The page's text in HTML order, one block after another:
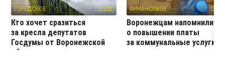
ГОРОДСКОЕ 232
Кто хочет сразиться
за кресла депутатов
Госдумы от Воронежской
области
ФИНАНСОВОЕ
Воронежцам напомнили
о повышении платы
за коммунальные услуги